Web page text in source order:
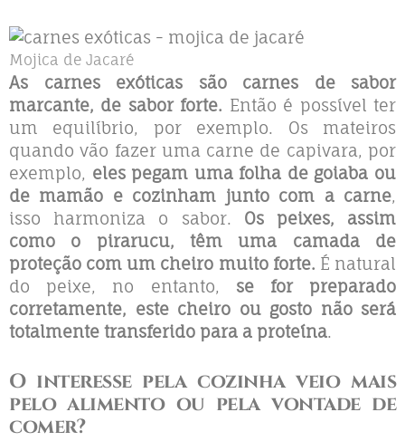
Mojica de Jacaré
As carnes exóticas são carnes de sabor
marcante, de sabor forte. Então é possível ter
um equilíbrio, por exemplo. Os mateiros
quando vão fazer uma carne de capivara, por
exemplo, eles pegam uma folha de goiaba ou
de mamão e cozinham junto com a carne,
isso harmoniza o sabor. Os peixes, assim
como o pirarucu, têm uma camada de
proteção com um cheiro muito forte. É natural
do peixe, no entanto, se for preparado
corretamente, este cheiro ou gosto não será
totalmente transferido para a proteína.
O interesse pela cozinha veio mais
pelo alimento ou pela vontade de
comer?